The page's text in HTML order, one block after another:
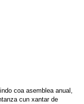
coa asemblea anual,
cun xantar de